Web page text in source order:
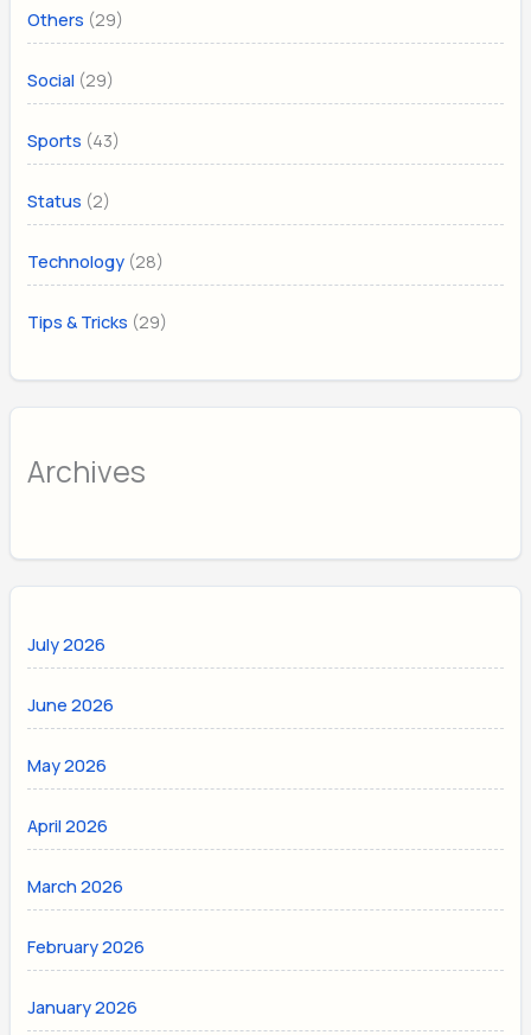
Others (29)
Social (29)
Sports (43)
Status (2)
Technology (28)
Tips & Tricks (29)
Archives
July 2026
June 2026
May 2026
April 2026
March 2026
February 2026
January 2026